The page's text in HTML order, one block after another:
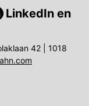
LinkedIn en
42 | 1018